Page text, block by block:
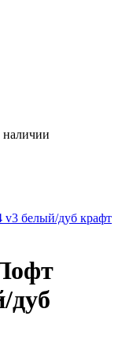
v3 белый/дуб крафт
дуб